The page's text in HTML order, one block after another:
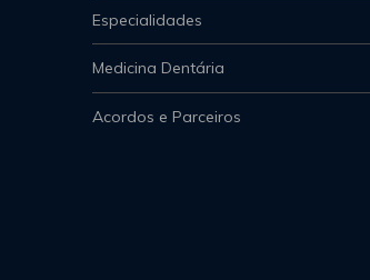
Especialidades
Medicina Dentária
Acordos e Parceiros